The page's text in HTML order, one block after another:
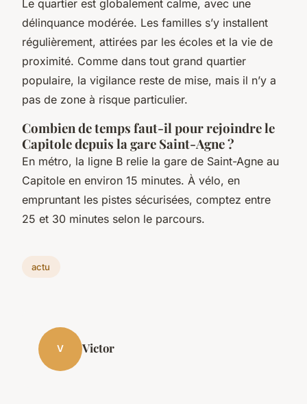
Le quartier est globalement calme, avec une
délinquance modérée. Les familles s’y installent
régulièrement, attirées par les écoles et la vie de
proximité. Comme dans tout grand quartier
populaire, la vigilance reste de mise, mais il n’y a
pas de zone à risque particulier.
Combien de temps faut-il pour rejoindre le
Capitole depuis la gare Saint-Agne ?
En métro, la ligne B relie la gare de Saint-Agne au
Capitole en environ 15 minutes. À vélo, en
empruntant les pistes sécurisées, comptez entre
25 et 30 minutes selon le parcours.
actu
V Victor